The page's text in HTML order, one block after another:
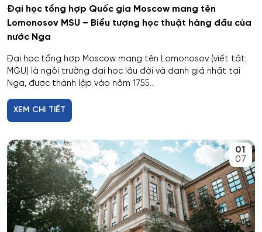
Công nghệ thực phẩm và tổ chức dịch vụ ăn uống
Công nghệ tài chính số và pháp luật
Công nghệ và thiết kế sản phẩm dệt may
Công nghệ xử lý vật liệu nghệ thuật
Công tác xã hội
Công tác xã hội (hướng thanh niên)
Cơ học và mô hình toán học
Đại học tổng hợp Quốc gia Moscow mang tên
Lomonosov MSU – Biểu tượng học thuật hàng đầu của
nước Nga
Đại học tổng hợp Moscow mang tên Lomonosov (viết tắt:
MGU) là ngôi trường đại học lâu đời và danh giá nhất tại
Nga, được thành lập vào năm 1755...
XEM CHI TIẾT
01
07